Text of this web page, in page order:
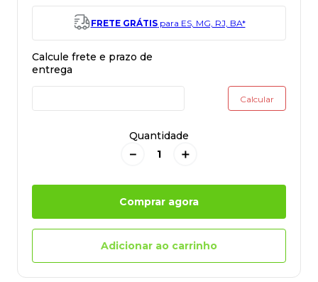
FRETE GRÁTISpara ES, MG, RJ, BA*
Quantidade
＋
－
Comprar agora
Adicionar ao carrinho